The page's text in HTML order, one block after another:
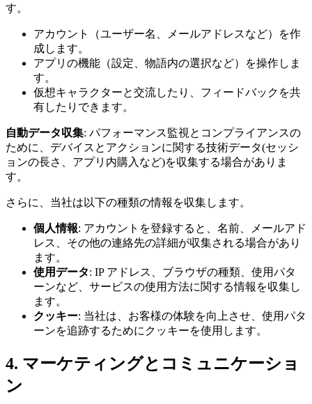
す。
アカウント（ユーザー名、メールアドレスなど）を作
成します。
アプリの機能（設定、物語内の選択など）を操作しま
す。
仮想キャラクターと交流したり、フィードバックを共
有したりできます。
自動データ収集: パフォーマンス監視とコンプライアンスの
ために、デバイスとアクションに関する技術データ(セッシ
ョンの長さ、アプリ内購入など)を収集する場合がありま
す。
さらに、当社は以下の種類の情報を収集します。
個人情報: アカウントを登録すると、名前、メールアド
レス、その他の連絡先の詳細が収集される場合があり
ます。
使用データ: IP アドレス、ブラウザの種類、使用パタ
ーンなど、サービスの使用方法に関する情報を収集し
ます。
クッキー: 当社は、お客様の体験を向上させ、使用パタ
ーンを追跡するためにクッキーを使用します。
4. マーケティングとコミュニケーショ
ン